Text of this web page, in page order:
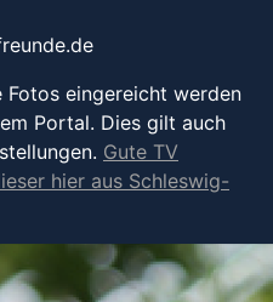
Fotos eingereicht werden
Portal. Dies gilt auch
Gute TV
hier aus Schleswig-